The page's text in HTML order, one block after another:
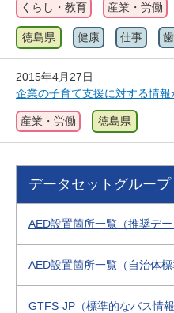
くらし・教育 産業・労働
徳島県 健康 仕事 歯
2015年4月27日
企業の子育て支援に対する情報
産業・労働 徳島県
データセットグループ
AED設置箇所一覧（推奨デー
AED設置箇所一覧（自治体
GTFS-JP（標準的なバス情